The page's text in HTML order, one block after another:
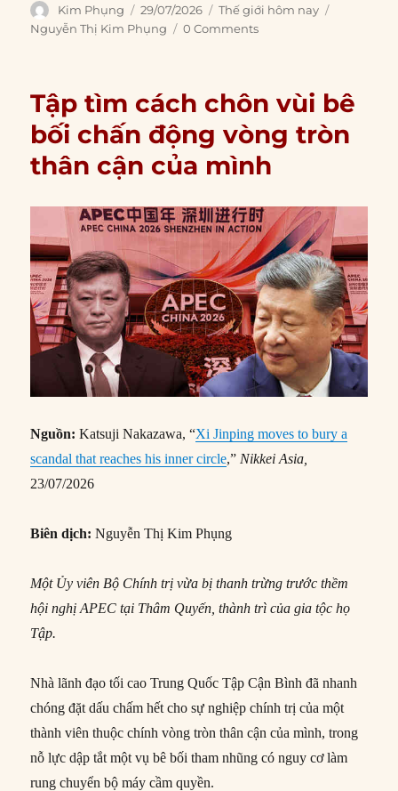
Author
Kim Phụng
Posted
on
29/07/2026 Categories
Thế giới hôm nay
Nguyễn Thị Kim Phụng
0 Comments
Tập tìm cách chôn vùi bê
bối chấn động vòng tròn
thân cận của mình
Nguồn: Katsuji Nakazawa, “Xi Jinping moves to bury a
scandal that reaches his inner circle,” Nikkei Asia,
23/07/2026
Biên dịch:Nguyễn Thị Kim Phụng
Một Ủy viên Bộ Chính trị vừa bị thanh trừng trước thềm
hội nghị APEC tại Thâm Quyến, thành trì của gia tộc họ
Tập.
Nhà lãnh đạo tối cao Trung Quốc Tập Cận Bình đã nhanh
chóng đặt dấu chấm hết cho sự nghiệp chính trị của một
thành viên thuộc chính vòng tròn thân cận của mình, trong
nỗ lực dập tắt một vụ bê bối tham nhũng có nguy cơ làm
rung chuyển bộ máy cầm quyền.